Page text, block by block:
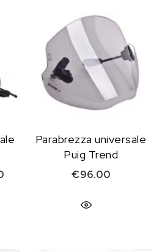
Fascia di prezzo: da €117.00 a
Parabrezza universale
Puig Trend
€96.00